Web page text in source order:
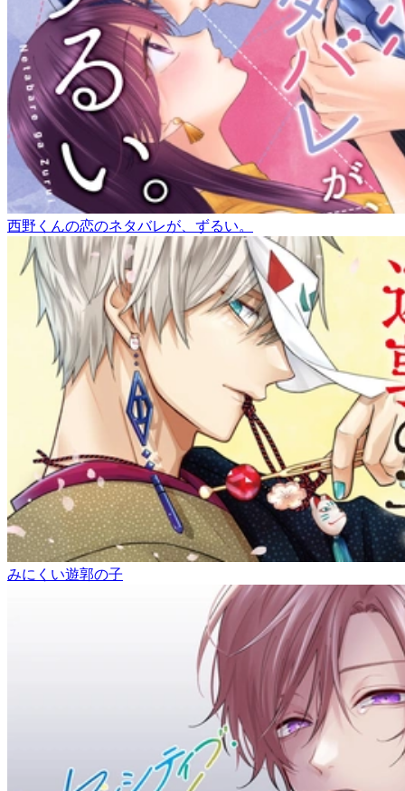
西野くんの恋のネタバレが、ずるい。
みにくい遊郭の子